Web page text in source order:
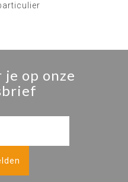
op onze